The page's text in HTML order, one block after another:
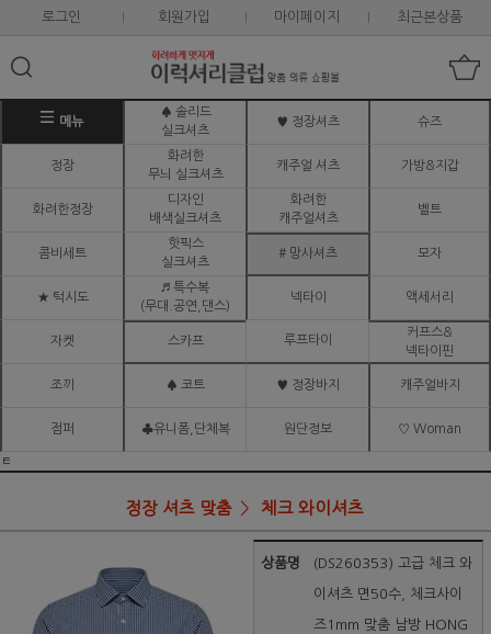
로그인 회원가입 마이페이지 최근본상품
메뉴
♠ 솔리드
실크셔츠
♥ 정장셔츠 슈즈
정장
화려한
무늬 실크셔츠
캐주얼 셔츠 가방&지갑
화려한정장
디자인
배색실크셔츠
화려한
캐주얼셔츠
벨트
콤비세트
핫픽스
실크셔츠
# 망사셔츠 모자
★ 턱시도
♬ 특수복
(무대.공연,댄스)
넥타이 액세서리
자켓 스카프 루프타이
커프스&
넥타이핀
조끼 ♠ 코트 ♥ 정장바지 캐주얼바지
점퍼 ♣유니폼,단체복 원단정보 ♡ Woman
ㅌ
정장 셔츠 맞춤 체크 와이셔츠
상품명 (DS260353) 고급 체크 와
이셔츠 면50수, 체크사이
즈1mm 맞춤 남방 HONG